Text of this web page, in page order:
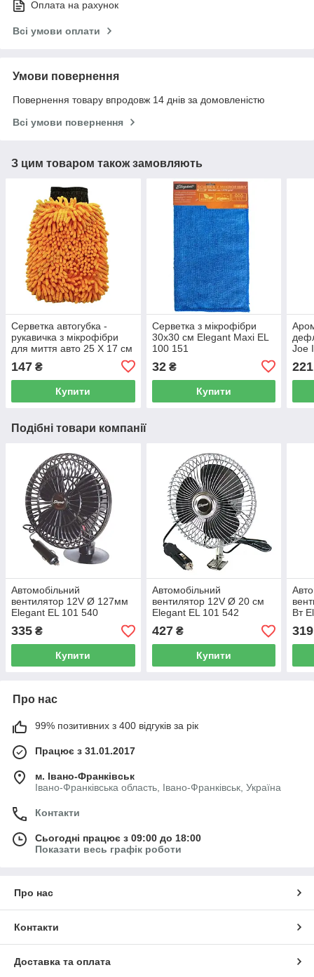
Оплата на рахунок
Всі умови оплати
Умови повернення
Повернення товару впродовж 14 днів за домовленістю
Всі умови повернення
З цим товаром також замовляють
Серветка автогубка -
рукавичка з мікрофібри
для миття авто 25 Х 17 см
Elegant Maxi EL 100 153
147 ₴
Купити
Серветка з мікрофібри
30x30 см Elegant Maxi EL
100 151
32₴
Купити
Joe
221
Подібні товари компанії
Автомобільний
вентилятор 12V Ø 127мм
Elegant EL 101 540
335 ₴
Купити
Автомобільний
вентилятор 12V Ø 20 см
Elegant EL 101 542
427₴
Купити
Вт
553
319
Про нас
99% позитивних з 400 відгуків за рік
Працює з 31.01.2017
м. Івано-Франківськ
Івано-Франківська область, Івано-Франківськ, Україна
Контакти
Сьогодні працює з 09:00 до 18:00
Показати весь графік роботи
Про нас
Контакти
Доставка та оплата